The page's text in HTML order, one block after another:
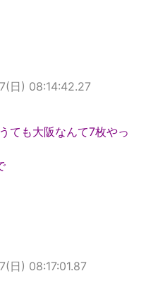
日) 08:14:42.27
ても大阪なんて7枚やっ
日) 08:17:01.87